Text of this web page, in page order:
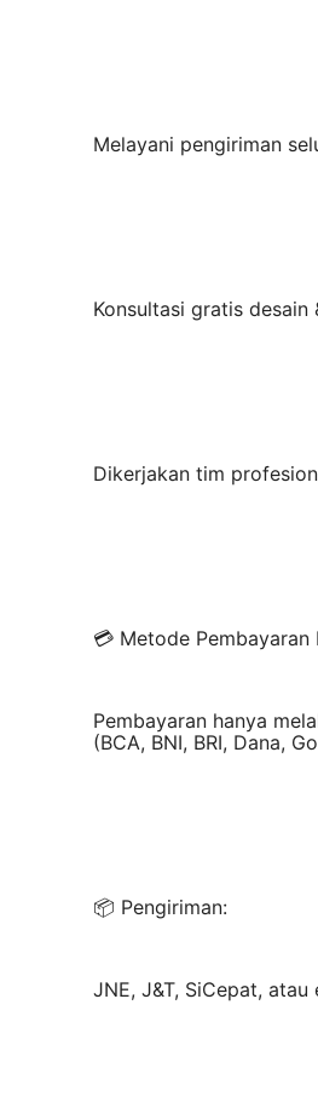
Melayani pengiriman
Konsultasi gratis desain
Dikerjakan tim
💳 Metode Pembayaran
Pembayaran hanya
(BCA, BNI, BRI, Dana,
📦 Pengiriman:
JNE, J&T, SiCepat,